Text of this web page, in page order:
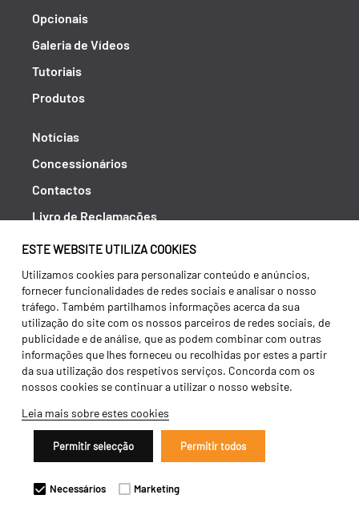
ESTE WEBSITE UTILIZA COOKIES
Utilizamos cookies para personalizar conteúdo e anúncios,
fornecer funcionalidades de redes sociais e analisar o nosso
tráfego. Também partilhamos informações acerca da sua
utilização do site com os nossos parceiros de redes sociais, de
publicidade e de análise, que as podem combinar com outras
informações que lhes forneceu ou recolhidas por estes a partir
da sua utilização dos respetivos serviços. Concorda com os
nossos cookies se continuar a utilizar o nosso website.
Leia mais sobre estes cookies
Permitir selecção Permitir todos
Necessários Marketing
Opcionais
Galeria de Vídeos
Tutoriais
Produtos
Notícias
Concessionários
Contactos
Livro de Reclamações
Política de Privacidade
Canal de Denúncias (RGPC)
Termos e condições